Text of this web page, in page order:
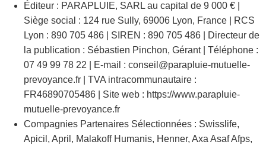
Éditeur : PARAPLUIE, SARL au capital de 9 000 € |
Siège social : 124 rue Sully, 69006 Lyon, France | RCS
Lyon : 890 705 486 | SIREN : 890 705 486 | Directeur de
la publication : Sébastien Pinchon, Gérant | Téléphone :
07 49 99 78 22 | E-mail : conseil@parapluie-mutuelle-
prevoyance.fr | TVA intracommunautaire :
FR46890705486 | Site web : https://www.parapluie-
mutuelle-prevoyance.fr
Compagnies Partenaires Sélectionnées : Swisslife,
Apicil, April, Malakoff Humanis, Henner, Axa Asaf Afps,